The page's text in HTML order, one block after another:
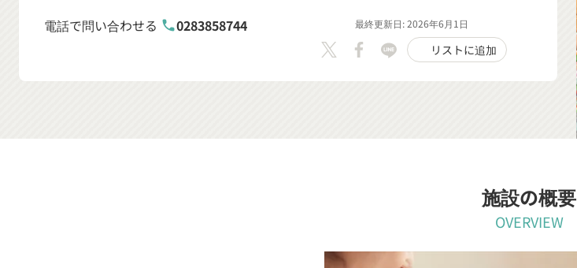
電話で問い合わせる phone0283858744 最終更新日: 2026年6月1日
リストに追加
施設の概要
OVERVIEW